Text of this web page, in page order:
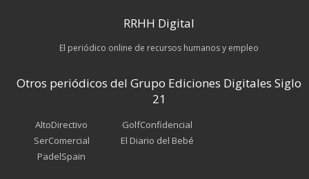
RRHH Digital
El periódico online de recursos humanos y empleo
Otros periódicos del Grupo Ediciones Digitales Siglo
21
AltoDirectivo
SerComercial
PadelSpain
GolfConfidencial
El Diario del Bebé